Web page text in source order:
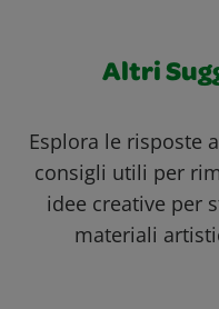
Altri
Esplora le risposte
consigli utili per
idee creative per
materiali